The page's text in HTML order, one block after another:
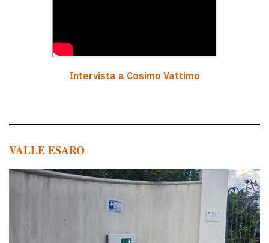
Intervista a Cosimo Vattimo
VALLE ESARO